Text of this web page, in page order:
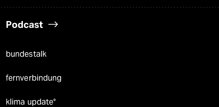
Podcast
bundestalk
fernverbindung
klima update°